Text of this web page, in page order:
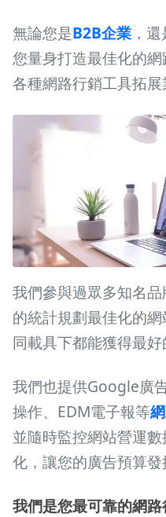
無論您是B2B企業 ，
您量身打造最佳化的
各種網路行銷工具拓展
我們參與過眾多知名
的統計規劃最佳化的
同載具下都能獲得最好
我們也提供Google廣
操作、EDM電子報等
並隨時監控網站營運
化，讓您的廣告預算發
我們是您最可靠的網